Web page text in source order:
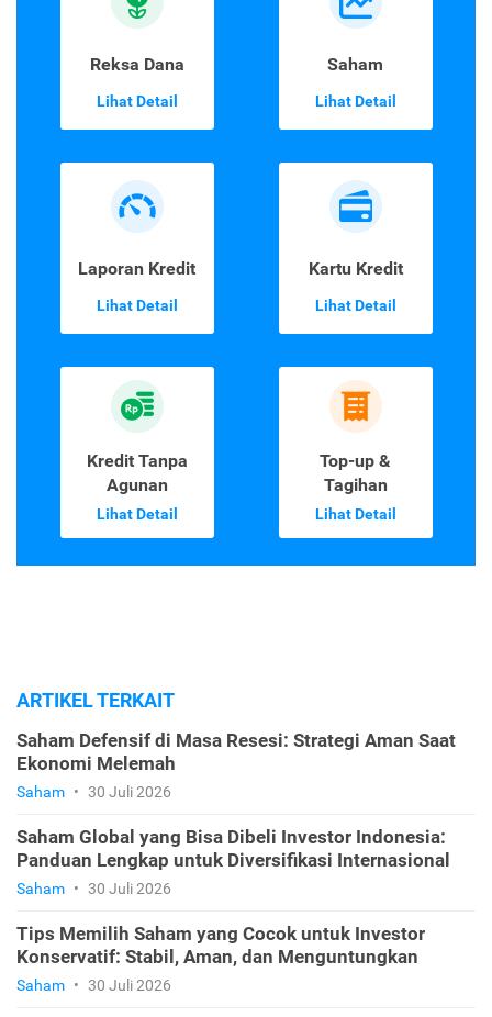
Reksa Dana
Lihat Detail
Saham
Lihat Detail
Laporan Kredit
Lihat Detail
Kartu Kredit
Lihat Detail
Kredit Tanpa
Agunan
Lihat Detail
Top-up &
Tagihan
Lihat Detail
ARTIKEL TERKAIT
Saham Defensif di Masa Resesi: Strategi Aman Saat
Ekonomi Melemah
Saham • 30 Juli 2026
Saham Global yang Bisa Dibeli Investor Indonesia:
Panduan Lengkap untuk Diversifikasi Internasional
Saham • 30 Juli 2026
Tips Memilih Saham yang Cocok untuk Investor
Konservatif: Stabil, Aman, dan Menguntungkan
Saham • 30 Juli 2026